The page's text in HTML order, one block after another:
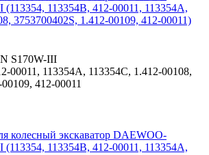
S170W-III
00011, 113354A, 113354C, 1.412-00108,
412-00011